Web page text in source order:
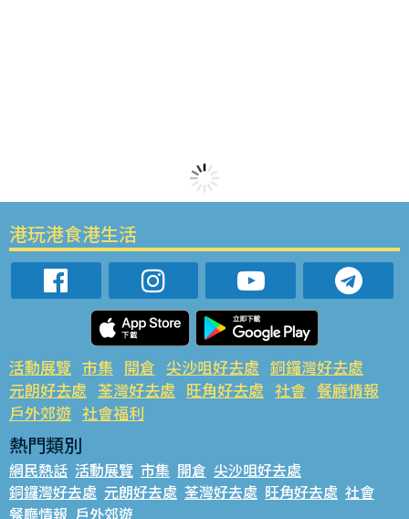
港玩港食港生活
活動展覽 市集 開倉 尖沙咀好去處 銅鑼灣好去處
元朗好去處 荃灣好去處 旺角好去處 社會 餐廳情報
戶外郊遊 社會福利
熱門類別
網民熱話 活動展覽 市集 開倉 尖沙咀好去處
銅鑼灣好去處 元朗好去處 荃灣好去處 旺角好去處 社會
餐廳情報 戶外郊遊